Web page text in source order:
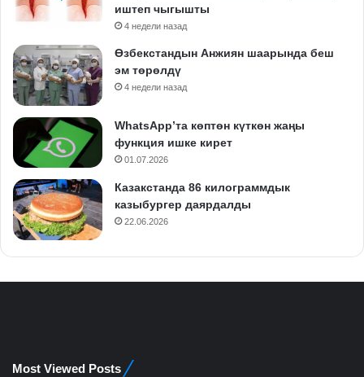
иштеп чыгышты
4 недели назад
Өзбекстандын Анжиян шаарында беш
эм төрөлдү
4 недели назад
WhatsApp’та көптөн күткөн жаңы
функция ишке кирет
01.07.2026
Казакстанда 86 килограммдык
казыбургер даярдалды
22.06.2026
Most Viewed Posts